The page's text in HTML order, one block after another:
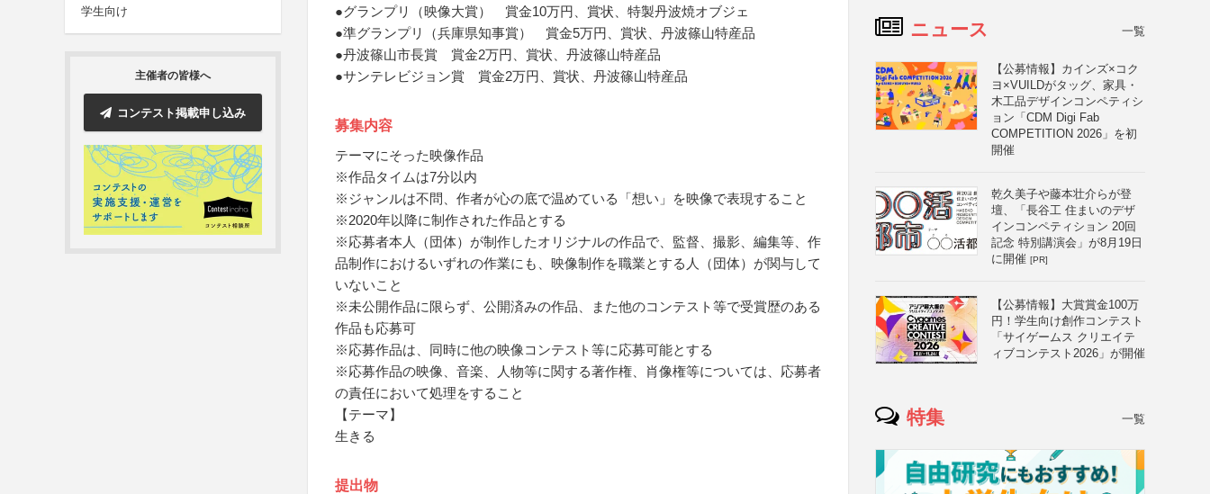
学生向け
主催者の皆様へ
コンテスト掲載申し込み
●グランプリ（映像大賞） 賞金10万円、賞状、特製丹波焼オブジェ
●準グランプリ（兵庫県知事賞） 賞金5万円、賞状、丹波篠山特産品
●丹波篠山市長賞 賞金2万円、賞状、丹波篠山特産品
●サンテレビジョン賞 賞金2万円、賞状、丹波篠山特産品
募集内容
テーマにそった映像作品
※作品タイムは7分以内
※ジャンルは不問、作者が心の底で温めている「想い」を映像で表現すること
※2020年以降に制作された作品とする
※応募者本人（団体）が制作したオリジナルの作品で、監督、撮影、編集等、作
品制作におけるいずれの作業にも、映像制作を職業とする人（団体）が関与して
いないこと
※未公開作品に限らず、公開済みの作品、また他のコンテスト等で受賞歴のある
作品も応募可
※応募作品は、同時に他の映像コンテスト等に応募可能とする
※応募作品の映像、音楽、人物等に関する著作権、肖像権等については、応募者
の責任において処理をすること
【テーマ】
生きる
提出物
ニュース 一覧
【公募情報】カインズ×コク
ヨ×VUILDがタッグ、家具・
木工品デザインコンペティシ
ョン「CDM Digi Fab
COMPETITION 2026」を初
開催
乾久美子や藤本壮介らが登
壇、「長谷工 住まいのデザ
インコンペティション 20回
記念 特別講演会」が8月19日
に開催 [PR]
【公募情報】大賞賞金100万
円！学生向け創作コンテスト
「サイゲームス クリエイテ
ィブコンテスト2026」が開催
特集 一覧